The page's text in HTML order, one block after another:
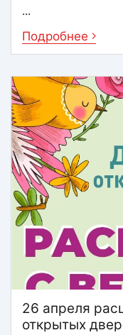
...
Подробнее
26 апреля
открытых